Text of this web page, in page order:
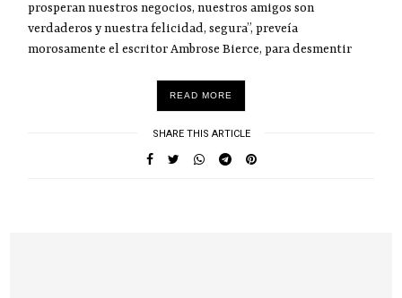
prosperan nuestros negocios, nuestros amigos son
verdaderos y nuestra felicidad, segura”, preveía
morosamente el escritor Ambrose Bierce, para desmentir
READ MORE
SHARE THIS ARTICLE